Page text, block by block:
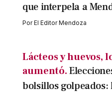
que interpela a
PorEl Editor Mendoza
Lácteos y huevos,
aumentó.
bolsillos golpeados: